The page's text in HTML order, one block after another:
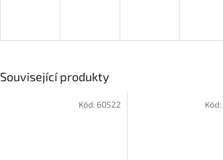
Související produkty
Kód: 60522 Kód: